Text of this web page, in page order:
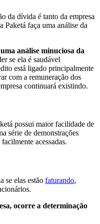
da dívida é tanto da empresa
Paketá faça uma análise da
análise minuciosa da
se ela é saudável
está ligado principalmente
com a remuneração dos
continuará existindo.
possui maior facilidade de
série de demonstrações
acessadas.
se elas estão faturando,
ocorre a determinação